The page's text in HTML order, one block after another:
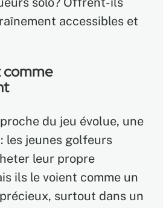
accessibles et
comme
du jeu évolue, une
les jeunes golfeurs
leur propre
ils le voient comme un
surtout dans un